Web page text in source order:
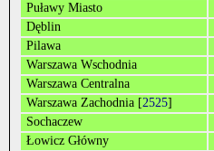
Puławy Miasto
Dęblin
Pilawa
Warszawa Wschodnia
Warszawa Centralna
Warszawa Zachodnia [2525]
Sochaczew
Łowicz Główny